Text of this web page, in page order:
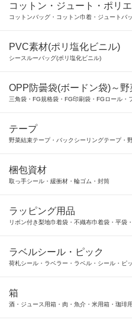
コットン・ジュート・ポリ
コットンバッグ・コットン巾着・ジュートバ
PVC素材(ポリ塩化ビニル)
シースルーバッグ(ポリ塩化ビニル)
OPP防曇袋(ボードン袋)～
三角袋・FG規格袋・FG印刷袋・FGロール・
テープ
野菜結束テープ・バックシーリングテープ・
梱包資材
取っ手シール・緩衝材・輪ゴム・封筒
ラッピング用品
リボン付き梨地巾着袋・不織布巾着袋・平袋
ラベルシール・ピック
荷札シール・ラベラー・ラベル・シール・ピ
箱
酒・ジュース用箱・肉・魚介・米用箱・珈琲